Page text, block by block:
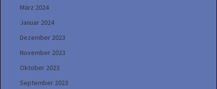
März 2024
Januar 2024
Dezember 2023
November 2023
Oktober 2023
September 2023